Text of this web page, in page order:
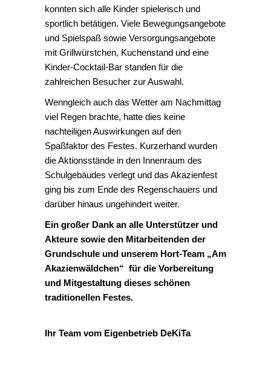
konnten sich alle Kinder spielerisch und
sportlich betätigen. Viele Bewegungsangebote
und Spielspaß sowie Versorgungsangebote
mit Grillwürstchen, Kuchenstand und eine
Kinder-Cocktail-Bar standen für die
zahlreichen Besucher zur Auswahl.
Wenngleich auch das Wetter am Nachmittag
viel Regen brachte, hatte dies keine
nachteiligen Auswirkungen auf den
Spaßfaktor des Festes. Kurzerhand wurden
die Aktionsstände in den Innenraum des
Schulgebäudes verlegt und das Akazienfest
ging bis zum Ende des Regenschauers und
darüber hinaus ungehindert weiter.
Ein großer Dank an alle Unterstützer und
Akteure sowie den Mitarbeitenden der
Grundschule und unserem Hort-Team „Am
Akazienwäldchen“ für die Vorbereitung
und Mitgestaltung dieses schönen
traditionellen Festes.
Ihr Team vom Eigenbetrieb DeKiTa